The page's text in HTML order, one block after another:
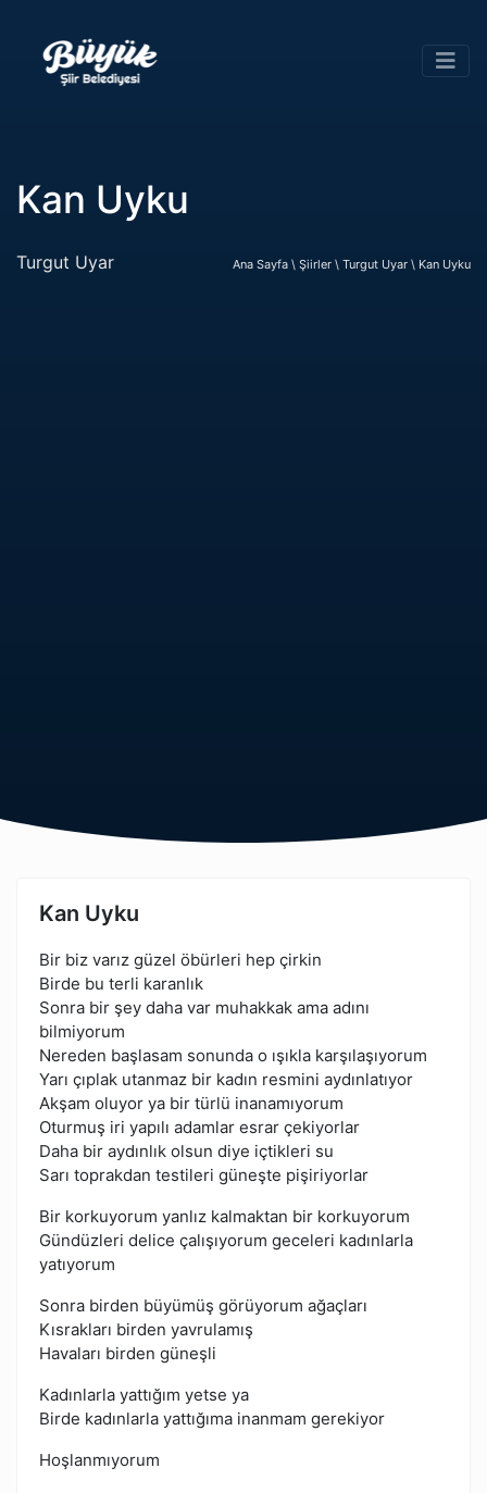
Kan Uyku
Turgut Uyar Ana Sayfa \ Şiirler \ Turgut Uyar \ Kan Uyku
Kan Uyku
Bir biz varız güzel öbürleri hep çirkin
Birde bu terli karanlık
Sonra bir şey daha var muhakkak ama adını
bilmiyorum
Nereden başlasam sonunda o ışıkla karşılaşıyorum
Yarı çıplak utanmaz bir kadın resmini aydınlatıyor
Akşam oluyor ya bir türlü inanamıyorum
Oturmuş iri yapılı adamlar esrar çekiyorlar
Daha bir aydınlık olsun diye içtikleri su
Sarı toprakdan testileri güneşte pişiriyorlar
Bir korkuyorum yanlız kalmaktan bir korkuyorum
Gündüzleri delice çalışıyorum geceleri kadınlarla
yatıyorum
Sonra birden büyümüş görüyorum ağaçları
Kısrakları birden yavrulamış
Havaları birden güneşli
Kadınlarla yattığım yetse ya
Birde kadınlarla yattığıma inanmam gerekiyor
Hoşlanmıyorum